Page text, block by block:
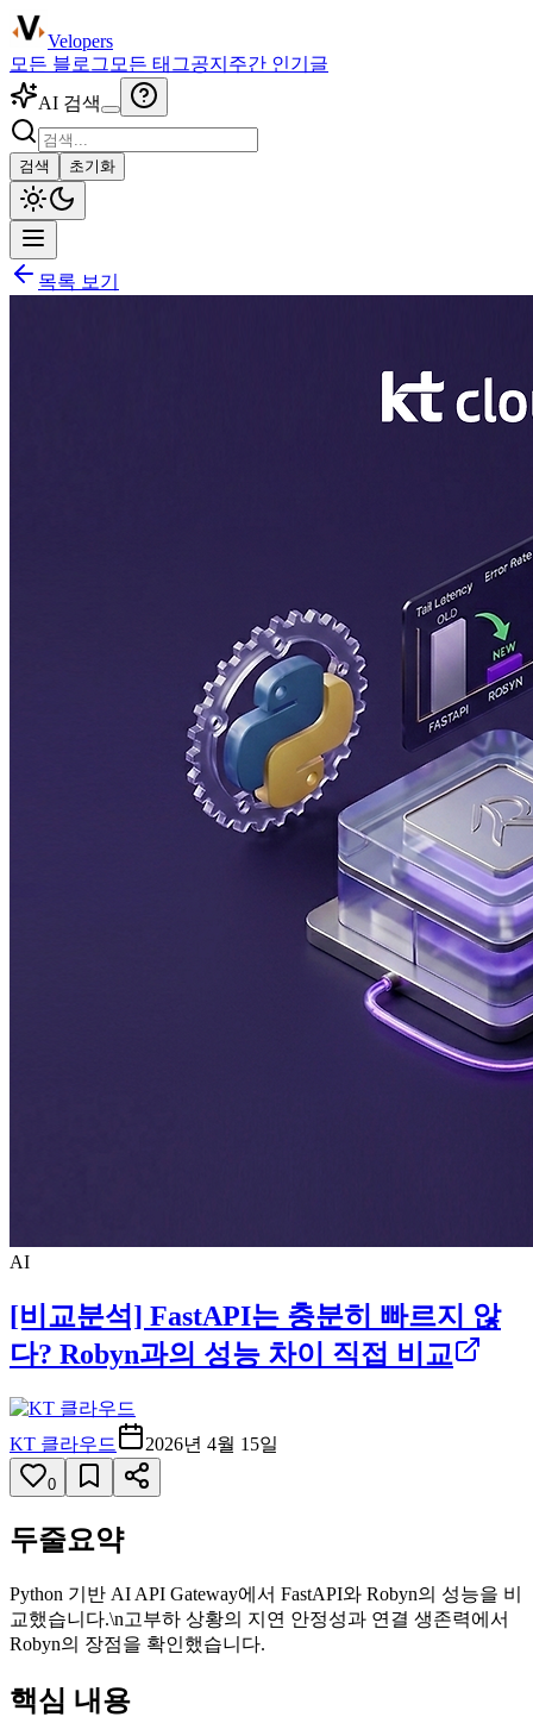
Velopers
모든 블로그 모든 태그공지 주간 인기글
AI 검색
검색 초기화
목록 보기
AI
[비교분석] FastAPI는 충분히 빠르지 않
다? Robyn과의 성능 차이 직접 비교
KT 클라우드 2026년 4월 15일
0
두줄요약
Python 기반 AI API Gateway에서 FastAPI와 Robyn의 성능을 비
교했습니다.\n고부하 상황의 지연 안정성과 연결 생존력에서
Robyn의 장점을 확인했습니다.
핵심 내용